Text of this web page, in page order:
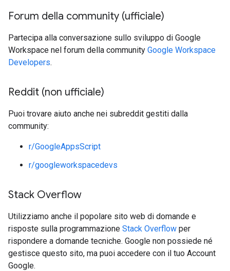
Forum della community (ufficiale)
Partecipa alla conversazione sullo sviluppo di Google
Workspace nel forum della community Google Workspace
Developers.
Reddit (non ufficiale)
Puoi trovare aiuto anche nei subreddit gestiti dalla
community:
r/GoogleAppsScript
r/googleworkspacedevs
Stack Overflow
Utilizziamo anche il popolare sito web di domande e
risposte sulla programmazione Stack Overflow per
rispondere a domande tecniche. Google non possiede né
gestisce questo sito, ma puoi accedere con il tuo Account
Google.